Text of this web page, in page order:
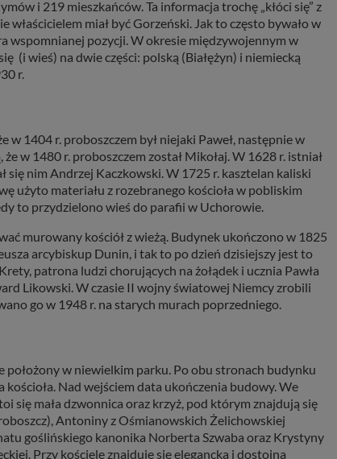
i 219 mieszkańców. Ta informacja trochę „kłóci się” z
miał być Gorzeński. Jak to często bywało w
wspomnianej pozycji. W okresie międzywojennym w
(i wieś) na dwie części: polską (Białężyn) i niemiecką
r.
w 1404 r. proboszczem był niejaki Paweł, następnie w
w 1480 r. proboszczem został Mikołaj. W 1628 r. istniał
się nim Andrzej Kaczkowski. W 1725 r. kasztelan kaliski
użyto materiału z rozebranego kościoła w pobliskim
to przydzielono wieś do parafii w Uchorowie.
murowany kościół z wieżą. Budynek ukończono w 1825
arcybiskup Dunin, i tak to po dzień dzisiejszy jest to
patrona ludzi chorujących na żołądek i ucznia Pawła
Likowski. W czasie II wojny światowej Niemcy zrobili
go w 1948 r. na starych murach poprzedniego.
położony w niewielkim parku. Po obu stronach budynku
Nad wejściem data ukończenia budowy. We
się mała dzwonnica oraz krzyż, pod którym znajdują się
Antoniny z Ośmianowskich Żelichowskiej
goślińskiego kanonika Norberta Szwaba oraz Krystyny
Przy kościele znajduje się elegancka i dostojna